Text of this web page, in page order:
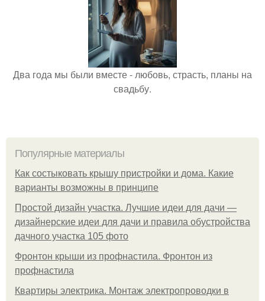
Два года мы были вместе - любовь, страсть, планы на
свадьбу.
Популярные материалы
Как состыковать крышу пристройки и дома. Какие
варианты возможны в принципе
Простой дизайн участка. Лучшие идеи для дачи —
дизайнерские идеи для дачи и правила обустройства
дачного участка 105 фото
Фронтон крыши из профнастила. Фронтон из
профнастила
Квартиры электрика. Монтаж электропроводки в